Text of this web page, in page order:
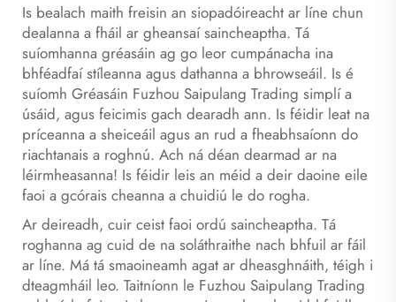
Is bealach maith freisin an siopadóireacht ar líne chun
dealanna a fháil ar gheansaí saincheaptha. Tá
suíomhanna gréasáin ag go leor cumpánacha ina
bhféadfaí stíleanna agus dathanna a bhrowseáil. Is é
suíomh Gréasáin Fuzhou Saipulang Trading simplí a
úsáid, agus feicimis gach dearadh ann. Is féidir leat na
príceanna a sheiceáil agus an rud a fheabhsaíonn do
riachtanais a roghnú. Ach ná déan dearmad ar na
léirmheasanna! Is féidir leis an méid a deir daoine eile
faoi a gcórais cheanna a chuidiú le do rogha.
Ar deireadh, cuir ceist faoi ordú saincheaptha. Tá
roghanna ag cuid de na soláthraithe nach bhfuil ar fáil
ar líne. Má tá smaoineamh agat ar dheasghnáith, téigh i
dteagmháil leo. Taitníonn le Fuzhou Saipulang Trading